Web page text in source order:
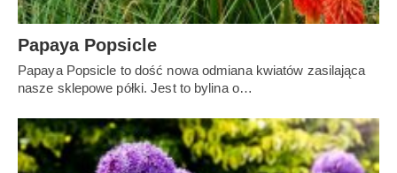
Papaya Popsicle
Papaya Popsicle to dość nowa odmiana kwiatów zasilająca
nasze sklepowe półki. Jest to bylina o…